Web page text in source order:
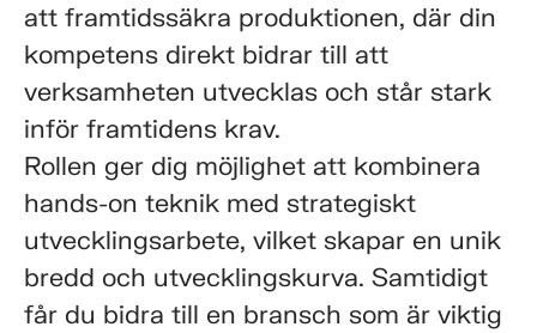
att framtidssäkra produktionen, där din
kompetens direkt bidrar till att
verksamheten utvecklas och står stark
inför framtidens krav.
Rollen ger dig möjlighet att kombinera
hands-on teknik med strategiskt
utvecklingsarbete, vilket skapar en unik
bredd och utvecklingskurva. Samtidigt
får du bidra till en bransch som är viktig